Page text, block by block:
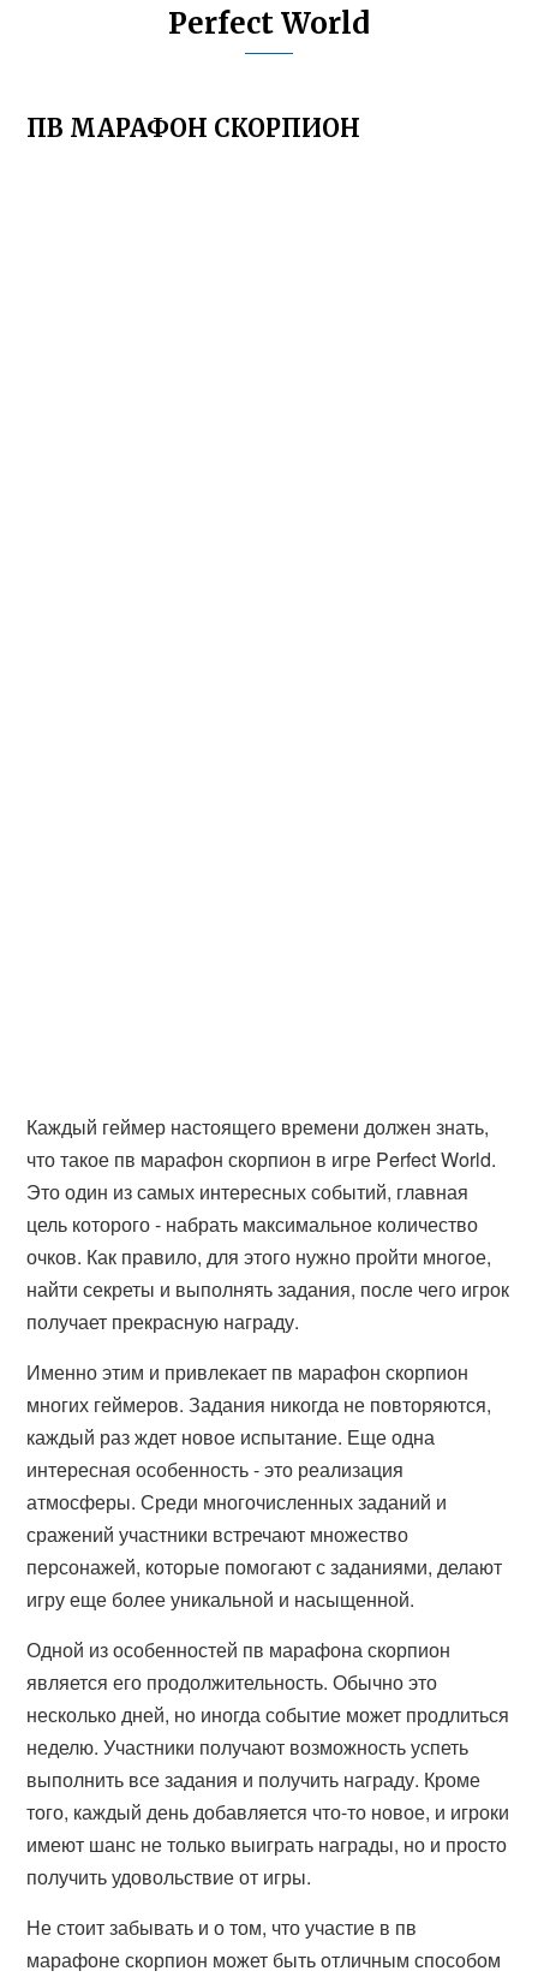
Perfect World
ПВ МАРАФОН СКОРПИОН
Каждый геймер настоящего времени должен знать,
что такое пв марафон скорпион в игре Perfect World.
Это один из самых интересных событий, главная
цель которого - набрать максимальное количество
очков. Как правило, для этого нужно пройти многое,
найти секреты и выполнять задания, после чего игрок
получает прекрасную награду.
Именно этим и привлекает пв марафон скорпион
многих геймеров. Задания никогда не повторяются,
каждый раз ждет новое испытание. Еще одна
интересная особенность - это реализация
атмосферы. Среди многочисленных заданий и
сражений участники встречают множество
персонажей, которые помогают с заданиями, делают
игру еще более уникальной и насыщенной.
Одной из особенностей пв марафона скорпион
является его продолжительность. Обычно это
несколько дней, но иногда событие может продлиться
неделю. Участники получают возможность успеть
выполнить все задания и получить награду. Кроме
того, каждый день добавляется что-то новое, и игроки
имеют шанс не только выиграть награды, но и просто
получить удовольствие от игры.
Не стоит забывать и о том, что участие в пв
марафоне скорпион может быть отличным способом